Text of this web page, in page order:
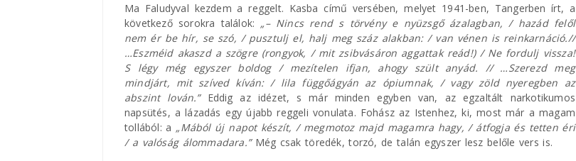
Ma Faludyval kezdem a reggelt. Kasba című versében, melyet 1941-ben, Tangerben írt, a
következő sorokra találok: „– Nincs rend s törvény e nyüzsgő ázalagban, / hazád felől
nem ér be hír, se szó, / pusztulj el, halj meg száz alakban: / van vénen is reinkarnáció.//
…Eszméid akaszd a szögre (rongyok, / mit zsibvásáron aggattak reád!) / Ne fordulj vissza!
S légy még egyszer boldog / mezítelen ifjan, ahogy szült anyád. // …Szerezd meg
mindjárt, mit szíved kíván: / lila függőágyán az ópiumnak, / vagy zöld nyeregben az
abszint lován.”Eddig az idézet, s már minden egyben van, az egzaltált narkotikumos
napsütés, a lázadás egy újabb reggeli vonulata. Fohász az Istenhez, ki, most már a magam
tollából: a „Mából új napot készít, / megmotoz majd magamra hagy, / átfogja és tetten éri
/ a valóság álommadara.”Még csak töredék, torzó, de talán egyszer lesz belőle vers is.